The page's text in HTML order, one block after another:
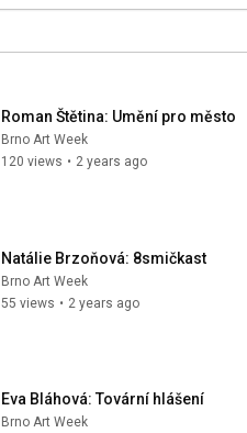
Roman Štětina: Umění pro město
Brno Art Week
120 views • 2 years ago
Natálie Brzoňová: 8smičkast
Brno Art Week
55 views • 2 years ago
Eva Bláhová: Tovární hlášení
Brno Art Week